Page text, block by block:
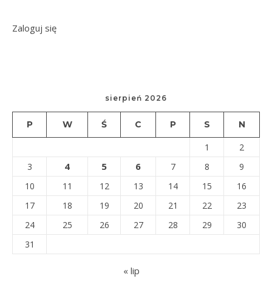
Zaloguj się
sierpień 2026
P W Ś C P S N
1
2
3
4 5 6 7 8
9
10
11 12 13 14 15
16
17
18 19 20 21 22
23
24
25 26 27 28 29
30
31
« lip